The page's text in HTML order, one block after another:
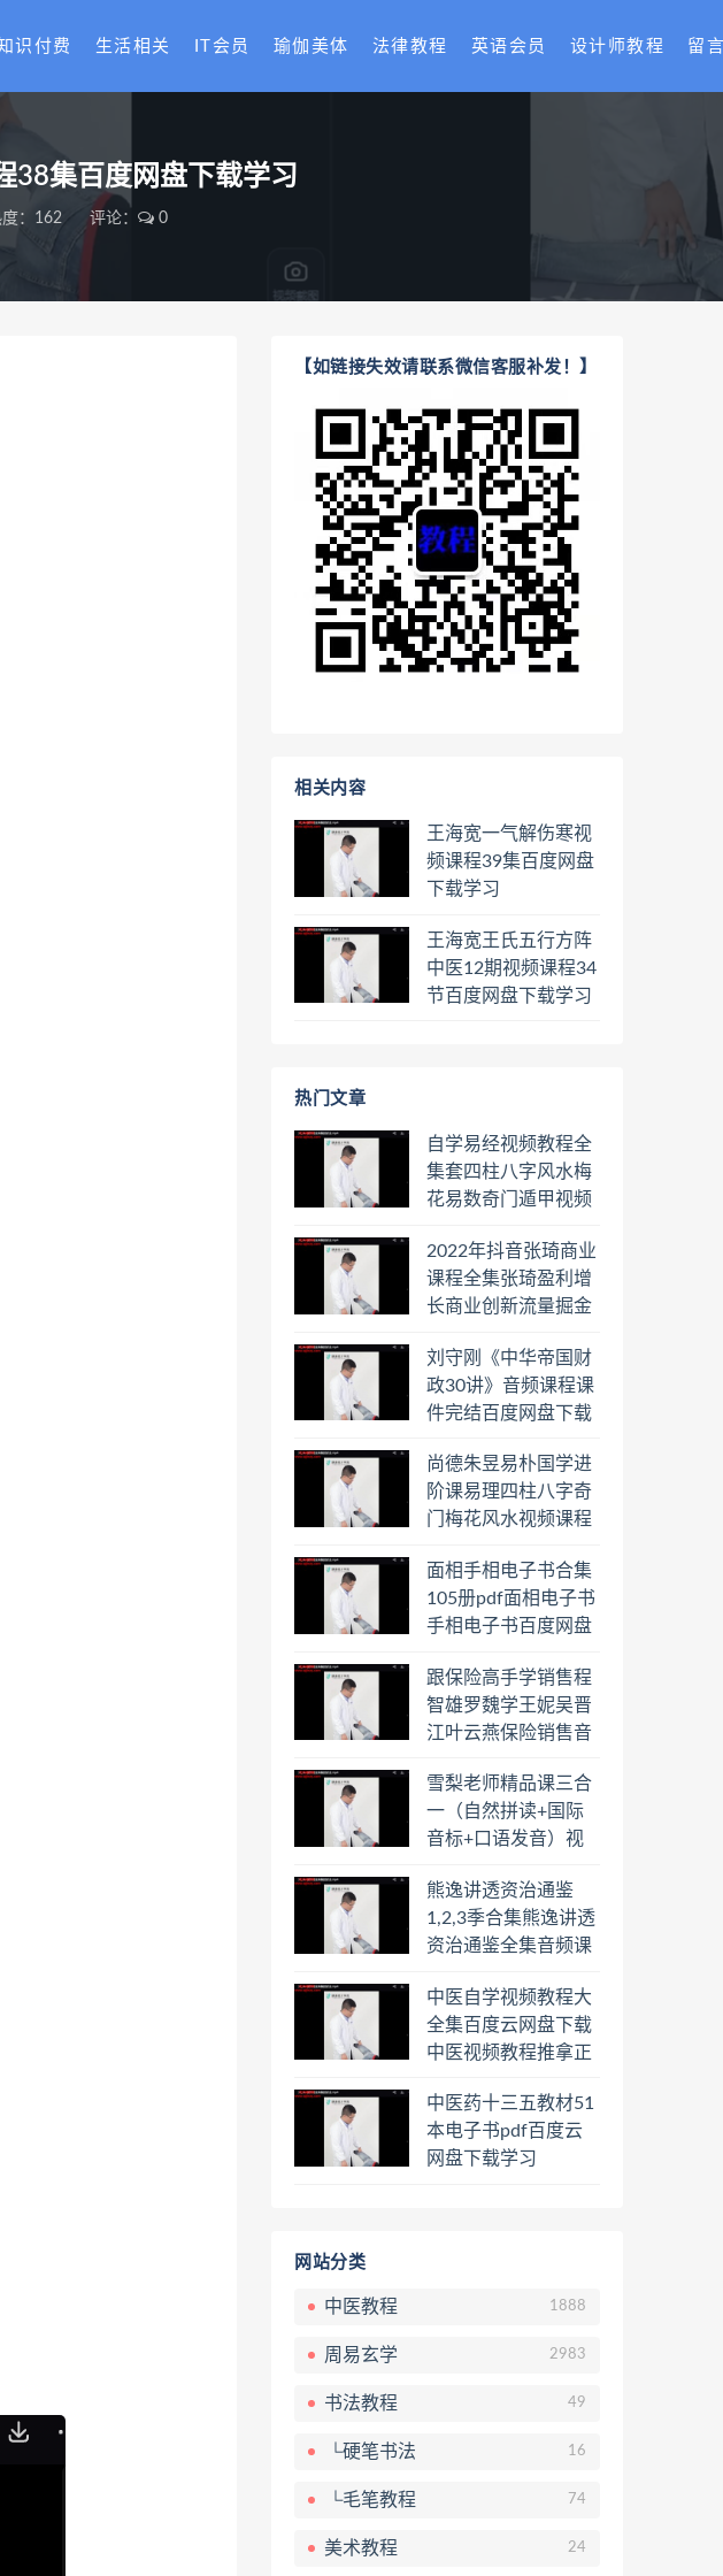
识付费 生活相关 IT会员 瑜伽美体 法律教程 英语会员 设计师教程 留
38集百度网盘下载学习
：162 评论： 0
【如链接失效请联系微信客服补发！】
相关内容
王海宽一气解伤寒视
频课程39集百度网盘
下载学习
王海宽王氏五行方阵
中医12期视频课程34
节百度网盘下载学习
热门文章
自学易经视频教程全
集套四柱八字风水梅
花易数奇门遁甲视频
日罗盘教程百度云网
盘会员
2022年抖音张琦商业
课程全集张琦盈利增
长商业创新流量掘金
盘下载学习
刘守刚《中华帝国财
政30讲》音频课程课
件完结百度网盘下载
尚德朱昱易朴国学进
阶课易理四柱八字奇
门梅花风水视频课程
学习
面相手相电子书合集
105册pdf面相电子书
手相电子书百度网盘
跟保险高手学销售程
智雄罗魏学王妮吴晋
江叶云燕保险销售音
盘下载学习
雪梨老师精品课三合
一（自然拼读+国际
音标+口语发音）视
载学习
熊逸讲透资治通鉴
1,2,3季合集熊逸讲透
资治通鉴全集音频课
一二三辑合集百度云
网盘下载学习
中医自学视频教程大
全集百度云网盘下载
中医视频教程推拿正
经络脉诊面诊舌诊手
诊私密终身会员百度
网盘共享群
中医药十三五教材51
本电子书pdf百度云
网盘下载学习
网站分类
中医教程 1888
周易玄学 2983
书法教程 49
└硬笔书法 16
└毛笔教程 74
美术教程 24